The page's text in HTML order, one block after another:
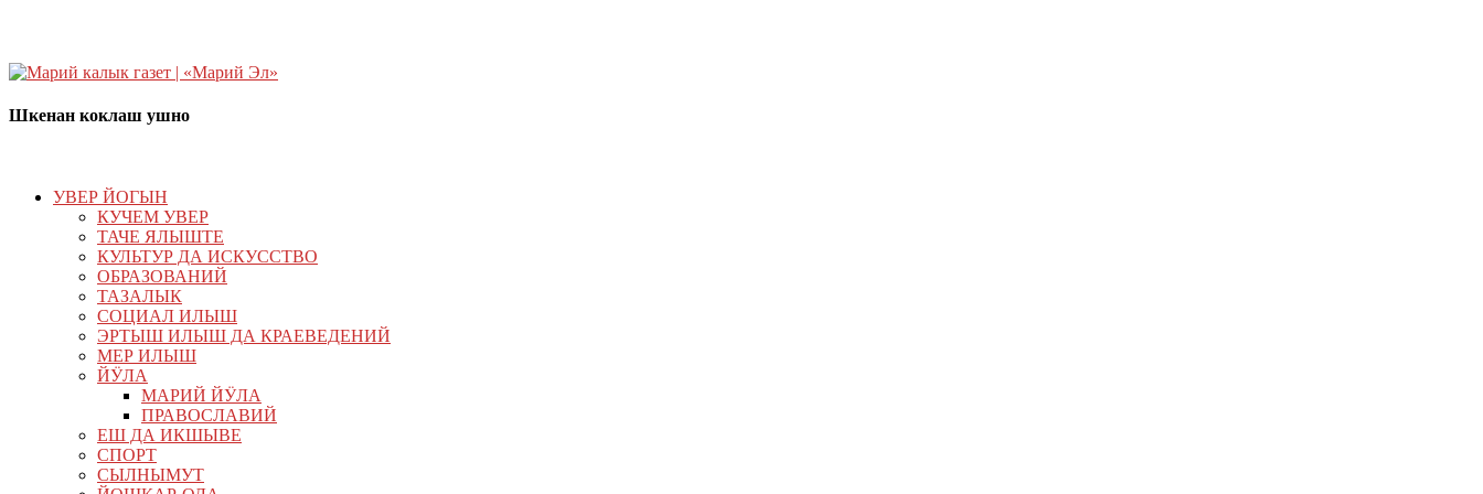
Шкенан коклаш ушно
УВЕР ЙОГЫН
КУЧЕМ УВЕР
ТАЧЕ ЯЛЫШТЕ
КУЛЬТУР ДА ИСКУССТВО
ОБРАЗОВАНИЙ
ТАЗАЛЫК
СОЦИАЛ ИЛЫШ
ЭРТЫШ ИЛЫШ ДА КРАЕВЕДЕНИЙ
МЕР ИЛЫШ
ЙӰЛА
МАРИЙ ЙӰЛА
ПРАВОСЛАВИЙ
ЕШ ДА ИКШЫВЕ
СПОРТ
СЫЛНЫМУТ